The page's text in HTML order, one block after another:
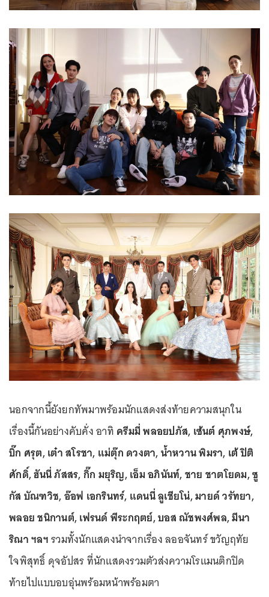
นอกจากนี้ยังยกทัพมาพร้อมนักแสดงส่งท้ายความสนุกใน
เรื่องนี้กันอย่างคับคั่ง อาทิ ครีมมี่ พลอยปภัส, เซ้นต์ ศุภพงษ์,
บิ๊ก ศรุต, เต๋า สโรชา, แม่ตุ๊ก ดวงตา, น้ำหวาน พิมรา, เต้ ปิติ
ศักดิ์, ฮันนี่ ภัสสร, กิ๊ก มยุริญ, เอ็ม อภินันท์, ชาย ชาตโยดม, ซู
กัส บัณฑวิช, อ๊อฟ เอกรินทร์, แดนนี่ ลูเชียโน่, มายด์ วรัทยา,
พลอย ชนิกานต์, เฟรนด์ พีระกฤตย์, บอส ณัชพงศ์พล, มีนา
ริณา ฯลฯรวมทั้งนักแสดงนำจากเรื่อง ลออจันทร์ ขวัญฤทัย
ใจพิสุทธิ์ ดุจอัปสร ที่นักแสดงรวมตัวส่งความโรแมนติกปิด
ท้ายไปแบบอบอุ่นพร้อมหน้าพร้อมตา